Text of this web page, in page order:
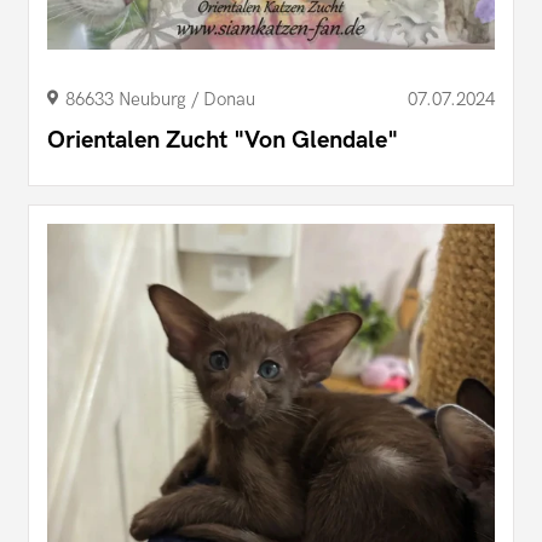
86633 Neuburg / Donau 07.07.2024
Orientalen Zucht "Von Glendale"